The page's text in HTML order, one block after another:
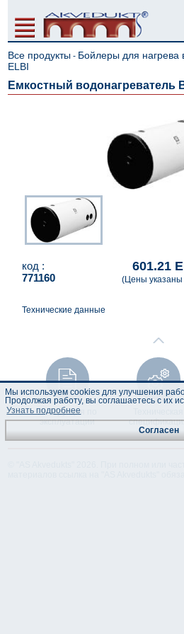
Все продукты - Бойлеры для нагрева
ELBI
Емкостный водонагреватель
код :
771160
601.21
(Цены
Технические данные
Инструкция по
эксплуатации
Мы используем cookies для улучшения
Продолжая работу, вы соглашаетесь с их
Узнать подробнее
Согласен